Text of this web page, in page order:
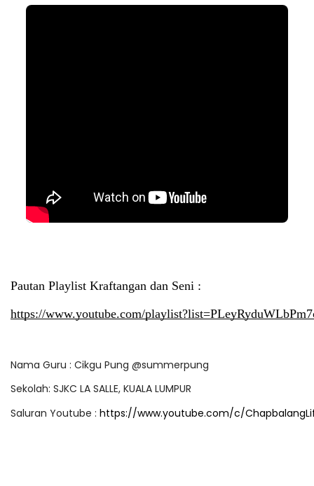
Pautan Playlist Kraftangan dan Seni :
https://www.youtube.com/
Nama Guru : Cikgu Pung @summerpung
Sekolah: SJKC LA SALLE, KUALA LUMPUR
Saluran Youtube : https://www.youtube.com/c/